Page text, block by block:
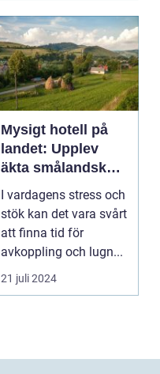
Mysigt hotell på
landet: Upplev
äkta smålandsk
charm på
smålandstorpet
I vardagens stress och
stök kan det vara svårt
att finna tid för
avkoppling och lugn...
21 juli 2024